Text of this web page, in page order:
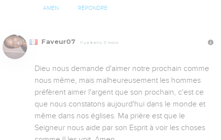
AMEN RÉPONDRE
Faveur07 Il y a 8 ans, 11 mois
Dieu nous demande d'aimer notre prochain comme
nous même, mais malheureusement les hommes
préfèrent aimer l'argent que son prochain, c'est ce
que nous constatons aujourd'hui dans le monde et
même dans nos églises. Ma prière est que le
Seigneur nous aide par son Esprit à voir les choses